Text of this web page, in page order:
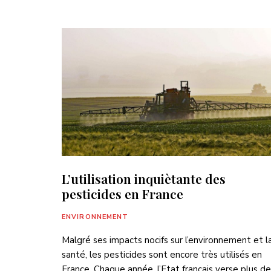
L’utilisation inquiètante des
pesticides en France
ENVIRONNEMENT
Malgré ses impacts nocifs sur l’environnement et
santé, les pesticides sont encore très utilisés en